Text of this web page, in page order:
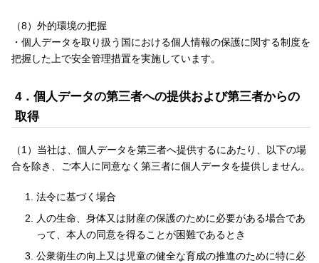
（8）外的環境の把握
・個人データを取り扱う国における個人情報の保護に関する制度を
把握した上で安全管理措置を実施しています。
4．個人データの第三者への提供および第三者からの
取得
（1）当社は、個人データを第三者へ提供するにあたり、以下の場
合を除き、ご本人に同意なく第三者に個人データを提供しません。
法令に基づく場合
人の生命、身体又は財産の保護のために必要がある場合であ
って、本人の同意を得ることが困難であるとき
公衆衛生の向上又は児童の健全な育成の推進のために特に必